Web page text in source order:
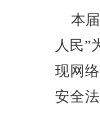
本
人民”
现网
安全